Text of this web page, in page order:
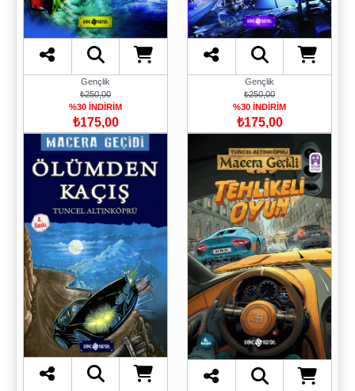
Gençlik
₺250,00
%30 İNDİRİM
₺175,00
Gençlik
₺250,00
%30 İNDİRİM
₺175,00